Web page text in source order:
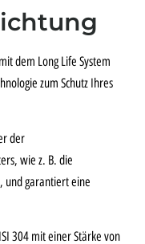
dem Long Life System
zum Schutz Ihres
der
wie z. B. die
und garantiert eine
304 mit einer Stärke von